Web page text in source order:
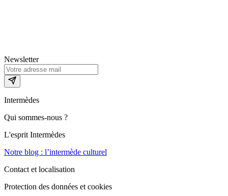
Newsletter
Intermèdes
Qui sommes-nous ?
L'esprit Intermèdes
Notre blog : l’intermède culturel
Contact et localisation
Protection des données et cookies